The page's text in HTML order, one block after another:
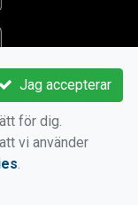
Jag accepterar
för dig.
vi använder
.